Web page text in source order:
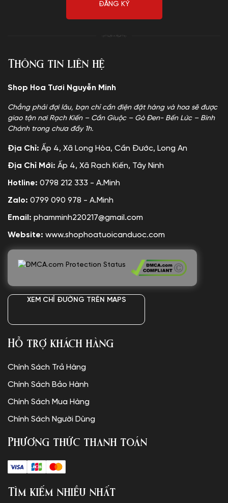
Thông tin liên hệ
Shop Hoa Tươi Nguyễn Minh
Chẳng phải đợi lâu, bạn chỉ cần điện đặt hàng và hoa sẽ được
giao tận nơi Rạch Kiến – Cần Giuộc – Gò Đen- Bến Lức – Bình
Chánh trong chưa đầy 1h.
Địa Chỉ: Ấp 4, Xã Long Hòa, Cần Đước, Long An
Địa Chỉ Mới: Ấp 4, Xã Rạch Kiến, Tây Ninh
Hotline: 0798 212 333 - A.Minh
Zalo: 0799 090 978 - A.Minh
Email: phamminh220217@gmail.com
Website: www.shophoatuoicanduoc.com
XEM CHỈ ĐƯỜNG TRÊN MAPS
Hỗ trợ khách hàng
Chính Sách Trả Hàng
Chính Sách Bảo Hành
Chính Sách Mua Hàng
Chính Sách Người Dùng
Phương thức thanh toán
Tìm kiếm nhiều nhất